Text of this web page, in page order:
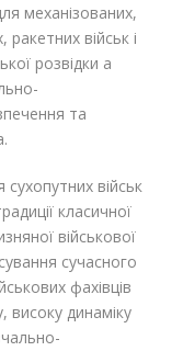
механізованих,
військ і
розвідки а
та
сухопутних військ
класичної
військової
сучасного
фахівців
високу динаміку